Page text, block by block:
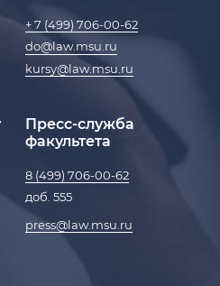
+ 7 (499) 706-00-62
do@law.msu.ru
kursy@law.msu.ru
Пресс-служба
факультета
8 (499) 706-00-62
доб. 555
press@law.msu.ru